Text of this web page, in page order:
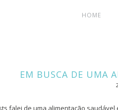
HOME
EM BUSCA DE UMA
falei de uma alimentação